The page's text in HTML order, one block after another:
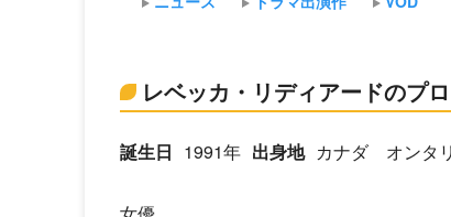
レベッカ・リディアードのプ
誕生日 1991年 出身地 カナダ オンタ